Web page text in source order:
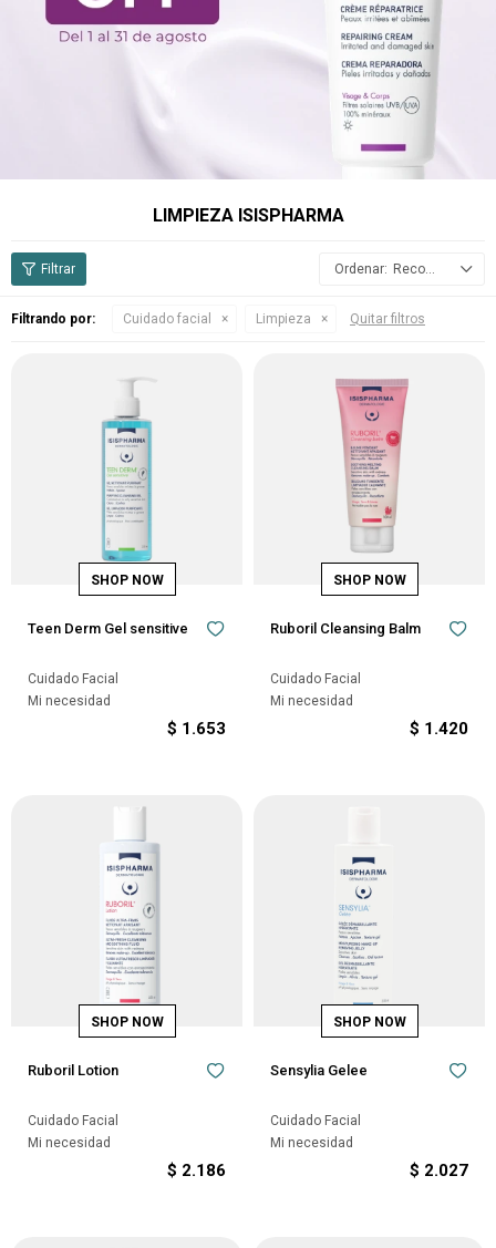
LIMPIEZA ISISPHARMA
Recomendados
Filtrando por: Cuidado facial Limpieza Quitar filtros
Teen Derm Gel sensitive
Cuidado Facial
Mi necesidad
$ 1.653
Ruboril Cleansing Balm
Cuidado Facial
Mi necesidad
$ 1.420
Ruboril Lotion
Cuidado Facial
Mi necesidad
$ 2.186
Sensylia Gelee
Cuidado Facial
Mi necesidad
$ 2.027